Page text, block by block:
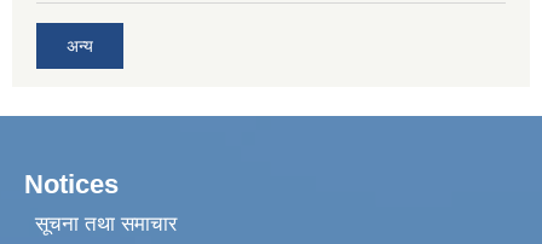
अन्य
Notices
सूचना तथा समाचार